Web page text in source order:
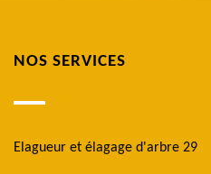
NOS SERVICES
Elagueur et élagage d'arbre 29